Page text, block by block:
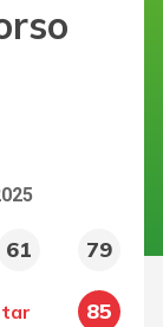
61 79
85